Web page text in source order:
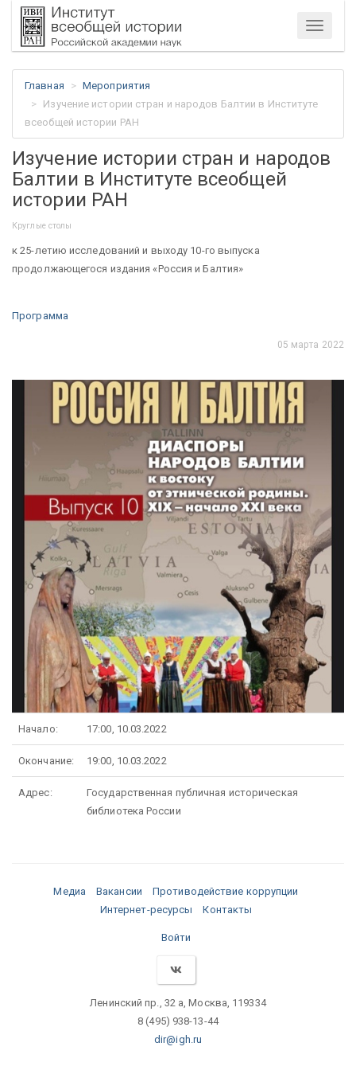
Меню
Главная
Мероприятия
Изучение истории стран и народов Балтии в Институте
всеобщей истории РАН
Изучение истории стран и народов
Балтии в Институте всеобщей
истории РАН
Круглые столы
к 25-летию исследований и выходу 10-го выпуска
продолжающегося издания «Россия и Балтия»
Программа
05 марта 2022
Начало: 17:00, 10.03.2022
Окончание: 19:00, 10.03.2022
Адрес:
Государственная публичная историческая
библиотека России
Медиа Вакансии
Противодействие коррупции
Интернет-ресурсы
Контакты
Войти
Ленинский пр., 32 а, Москва, 119334
8 (495) 938-13-44
dir@igh.ru